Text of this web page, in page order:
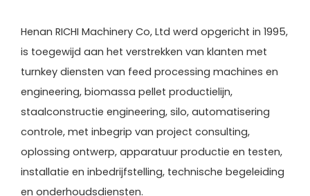
Henan RICHI Machinery Co, Ltd werd opgericht in 1995,
is toegewijd aan het verstrekken van klanten met
turnkey diensten van feed processing machines en
engineering, biomassa pellet productielijn,
staalconstructie engineering, silo, automatisering
controle, met inbegrip van project consulting,
oplossing ontwerp, apparatuur productie en testen,
installatie en inbedrijfstelling, technische begeleiding
en onderhoudsdiensten.